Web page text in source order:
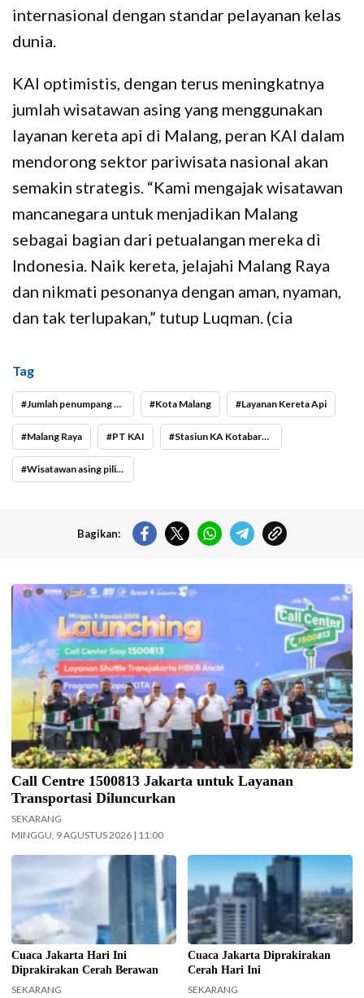
internasional dengan standar pelayanan kelas
dunia.
KAI optimistis, dengan terus meningkatnya
jumlah wisatawan asing yang menggunakan
layanan kereta api di Malang, peran KAI dalam
mendorong sektor pariwisata nasional akan
semakin strategis. “Kami mengajak wisatawan
mancanegara untuk menjadikan Malang
sebagai bagian dari petualangan mereka di
Indonesia. Naik kereta, jelajahi Malang Raya
dan nikmati pesonanya dengan aman, nyaman,
dan tak terlupakan,” tutup Luqman. (cia
Tag
Jumlah penumpang kereta api di Malang Raya Kota Malang Layanan Kereta Api
Malang Raya PT KAI Stasiun KA Kotabaru Malang
Wisatawan asing pilih naik kereta api
Bagikan:
Gubernur DKI Jakarta Pramono Anung meluncurkan Call Center
1500813 Jakarta, Minggu (9/8/2026) hari ini. (Foto: Bilal Nugraha
Ginanjar-beritajakarta.id)
Call Centre 1500813 Jakarta untuk Layanan
Transportasi Diluncurkan
SEKARANG
MINGGU, 9 AGUSTUS 2026 | 11:00
Cuaca Jakarta Hari Ini
Diprakirakan Cerah Berawan.
(Foto: Doc-beritajakarta.id)
Cuaca Jakarta Hari Ini
Diprakirakan Cerah Berawan
SEKARANG
Langit cerah selimuti Jakarta di
akhir pekan. (Foto: Doc-
beritajakarta.id)
Cuaca Jakarta Diprakirakan
Cerah Hari Ini
SEKARANG